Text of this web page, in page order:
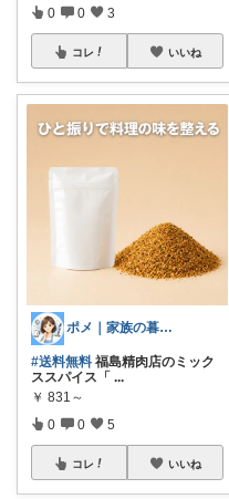
0 0 3
コレ いいね
ポメ｜家族の暮らしを少しラクに
#送料無料 福島精肉店のミック
ススパイス「 ...
￥ 831～
0 0 5
コレ いいね